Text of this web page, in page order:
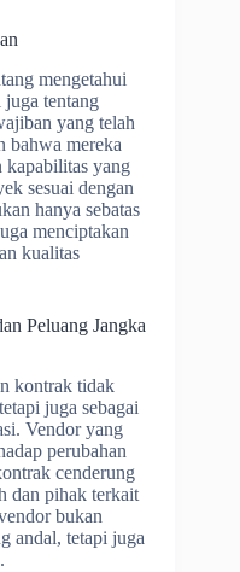
mengetahui
juga tentang
yang telah
bahwa mereka
kapabilitas yang
sesuai dengan
hanya sebatas
menciptakan
kualitas
Peluang Jangka
kontrak tidak
juga sebagai
Vendor yang
perubahan
cenderung
dan pihak terkait
bukan
andal, tetapi juga